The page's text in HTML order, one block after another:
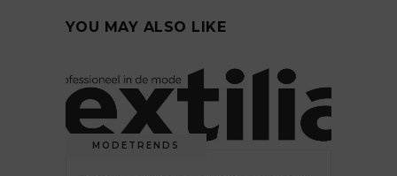
YOU MAY ALSO LIKE
MODETRENDS